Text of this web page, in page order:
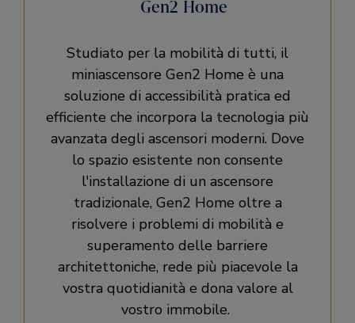
Gen2 Home
Studiato per la mobilità di tutti, il
miniascensore Gen2 Home è una
soluzione di accessibilità pratica ed
efficiente che incorpora la tecnologia più
avanzata degli ascensori moderni. Dove
lo spazio esistente non consente
l'installazione di un ascensore
tradizionale, Gen2 Home oltre a
risolvere i problemi di mobilità e
superamento delle barriere
architettoniche, rede più piacevole la
vostra quotidianità e dona valore al
vostro immobile.